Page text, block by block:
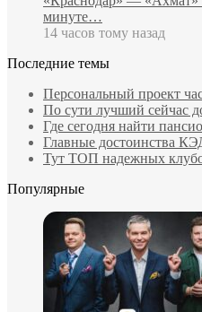
минуте…
14 часов тому назад
Последние темы
Персональный проект
По сути лучший сейчас
Где сегодня найти
Главные достоинства
Тут ТОП надежных
Популярные